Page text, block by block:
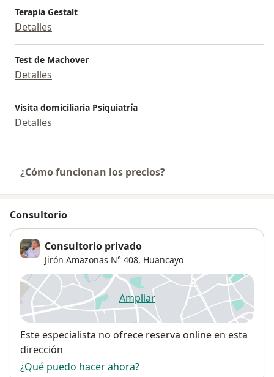
Terapia Gestalt
Detalles
Test de Machover
Detalles
Visita domiciliaria Psiquiatría
Detalles
¿Cómo funcionan los precios?
Consultorio
Consultorio privado
Jirón Amazonas N° 408, Huancayo
Ampliarse abre en una nueva
Disponibilidad
Este especialista no ofrece reserva online en esta
dirección
¿Qué puedo hacer ahora?